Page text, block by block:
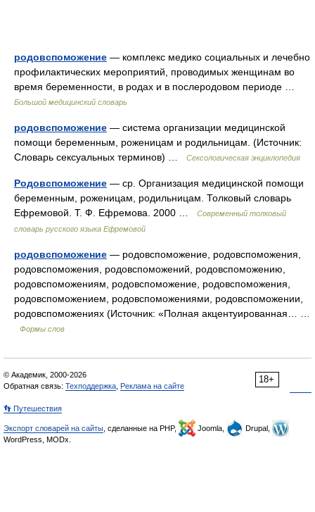
родовспоможение — комплекс медико социальных и лечебно
профилактических мероприятий, проводимых женщинам во
время беременности, в родах и в послеродовом периоде …
Большой медицинский словарь
родовспоможение — система организации медицинской
помощи беременным, роженицам и родильницам. (Источник:
Словарь сексуальных терминов) …
Сексологическая энциклопедия
Родовспоможение — ср. Организация медицинской помощи
беременным, роженицам, родильницам. Толковый словарь
Ефремовой. Т. Ф. Ефремова. 2000 …
Современный толковый
словарь русского языка Ефремовой
родовспоможение — родовспоможение, родовспоможения,
родовспоможения, родовспоможений, родовспоможению,
родовспоможениям, родовспоможение, родовспоможения,
родовспоможением, родовспоможениями, родовспоможении,
родовспоможениях (Источник: «Полная акцентуированная… …
Формы слов
18+
© Академик, 2000-2026
Обратная связь: Техподдержка Реклама на сайте
👣 Путешествия
Экспорт словарей на сайты , сделанные на PHP, Joomla,
Drupal,
WordPress, MODx.